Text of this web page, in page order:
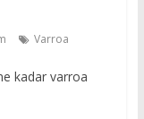
Varroa
kadar varroa